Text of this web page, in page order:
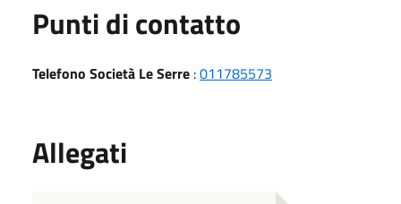
Punti di contatto
Telefono Società Le Serre :011785573
Allegati